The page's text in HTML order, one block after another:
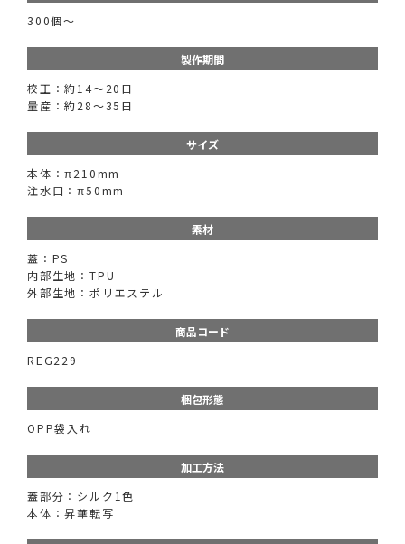
300個〜
製作期間
校正：約14～20日
量産：約28～35日
サイズ
本体：π210mm
注水口：π50mm
素材
蓋：PS
内部生地：TPU
外部生地：ポリエステル
商品コード
REG229
梱包形態
OPP袋入れ
加工方法
蓋部分：シルク1色
本体：昇華転写